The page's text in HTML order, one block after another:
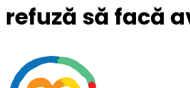
refuză să facă